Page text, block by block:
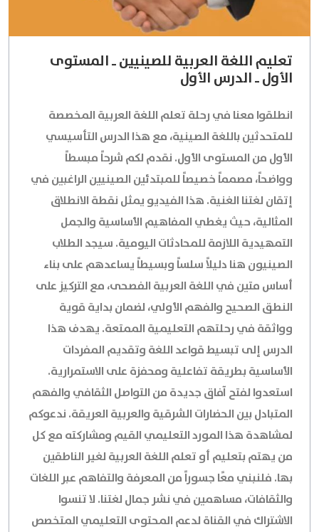
تعليم اللغة العربية للصينيين ـ المستوى
الأول ـ الدرس الأول
انطلقوا معنا في رحلة تعلم اللغة العربية المخصصة
للمتحدثين باللغة الصينية، مع هذا الدرس التأسيسي
الأول من المستوى الأول. نقدم لكم شرحاً مبسطاً
وواضحاً، مصمماً خصيصاً للمبتدئين الصينيين الراغبين في
إتقان لغتنا الغنية. هذا الفيديو يمثل نقطة الانطلاق
المثالية، حيث يغطي المفاهيم الأساسية والجمل
التمهيدية اللازمة للمحادثات اليومية. سيجد الطلاب
الصينيون هنا دليلاً سلساً وبسيطاً يساعدهم على بناء
أساس متين في اللغة العربية الفصحى، مع التركيز على
النطق الصحيح والفهم الأولي، لضمان بداية قوية
وواثقة في رحلتهم التعليمية الممتعة. يهدف هذا
الدرس إلى تبسيط قواعد اللغة وتقديم المفردات
الأساسية بطريقة تفاعلية ومحفزة على الاستمرارية.
استعدوا لفتح آفاق جديدة من التواصل الثقافي والفهم
المتبادل بين الحضارات الشرقية والعربية العريقة. ندعوكم
لمشاهدة هذا المورد التعليمي القيم ومشاركته مع كل
من يهتم بتعليم أو تعلم اللغة العربية لغير الناطقين
بها. فلنبني معًا جسوراً من المعرفة والتفاهم عبر اللغات
والثقافات، مساهمين في نشر جمال لغتنا. لا تنسوا
الاشتراك في القناة لدعم المحتوى التعليمي المتخصص